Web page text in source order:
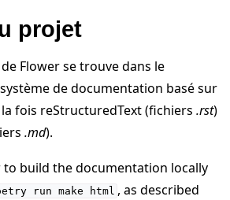
projet
Flower se trouve dans le
de documentation basé sur
fois reStructuredText (fichiers .rst)
.md).
build the documentation locally
run make html , as described